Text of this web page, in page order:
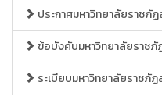
ประกาศมหาวิทยาลัยราชภั
ข้อบังคับมหาวิทยาลัยราช
ระเบียบมหาวิทยาลัยราชภั